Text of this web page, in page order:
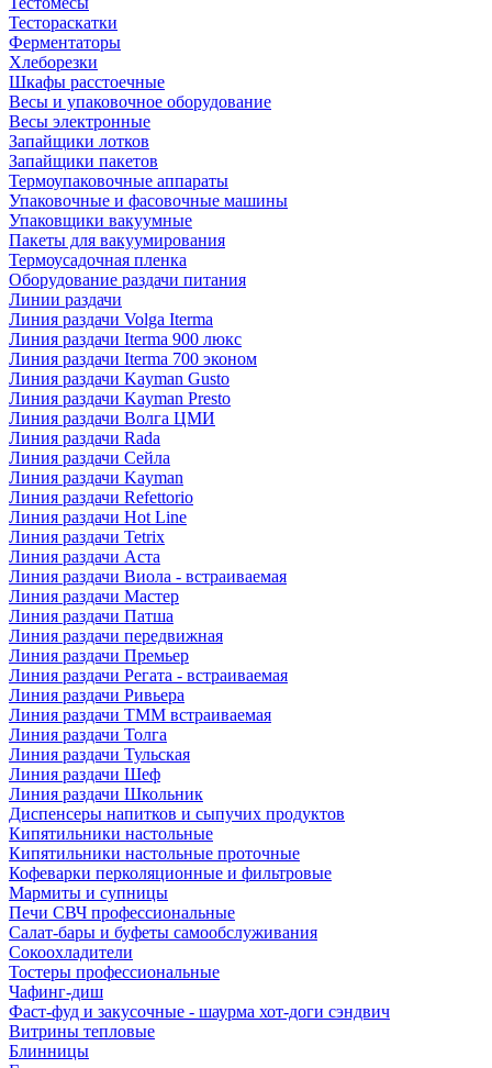
Тестораскатки
Ферментаторы
Хлеборезки
Шкафы расстоечные
Весы и упаковочное оборудование
Весы электронные
Запайщики лотков
Запайщики пакетов
Термоупаковочные аппараты
Упаковочные и фасовочные машины
Упаковщики вакуумные
Пакеты для вакуумирования
Термоусадочная пленка
Оборудование раздачи питания
Линии раздачи
Линия раздачи Volga Iterma
Линия раздачи Iterma 900 люкс
Линия раздачи Iterma 700 эконом
Линия раздачи Kayman Gusto
Линия раздачи Kayman Presto
Линия раздачи Волга ЦМИ
Линия раздачи Rada
Линия раздачи Сейла
Линия раздачи Kayman
Линия раздачи Refettorio
Линия раздачи Hot Line
Линия раздачи Tetrix
Линия раздачи Аста
Линия раздачи Виола - встраиваемая
Линия раздачи Мастер
Линия раздачи Патша
Линия раздачи передвижная
Линия раздачи Премьер
Линия раздачи Регата - встраиваемая
Линия раздачи Ривьера
Линия раздачи ТММ встраиваемая
Линия раздачи Толга
Линия раздачи Тульская
Линия раздачи Шеф
Линия раздачи Школьник
Диспенсеры напитков и сыпучих продуктов
Кипятильники настольные
Кипятильники настольные проточные
Кофеварки перколяционные и фильтровые
Мармиты и супницы
Печи СВЧ профессиональные
Салат-бары и буфеты самообслуживания
Сокоохладители
Тостеры профессиональные
Чафинг-диш
Фаст-фуд и закусочные - шаурма хот-доги сэндвич
Витрины тепловые
Блинницы